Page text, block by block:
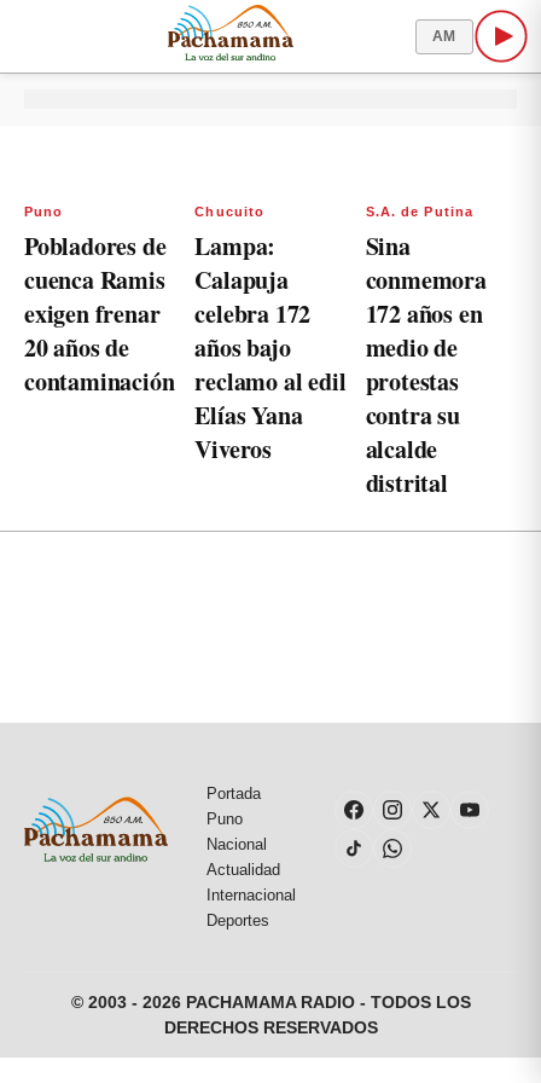
AM
Puno
Pobladores de
cuenca Ramis
exigen frenar
20 años de
contaminación
Chucuito
Lampa:
Calapuja
celebra 172
años bajo
reclamo al edil
Elías Yana
Viveros
S.A. de Putina
Sina
conmemora
172 años en
medio de
protestas
contra su
alcalde
distrital
Portada
Puno
Nacional
Actualidad
Internacional
Deportes
© 2003 - 2026 PACHAMAMA RADIO - TODOS LOS
DERECHOS RESERVADOS